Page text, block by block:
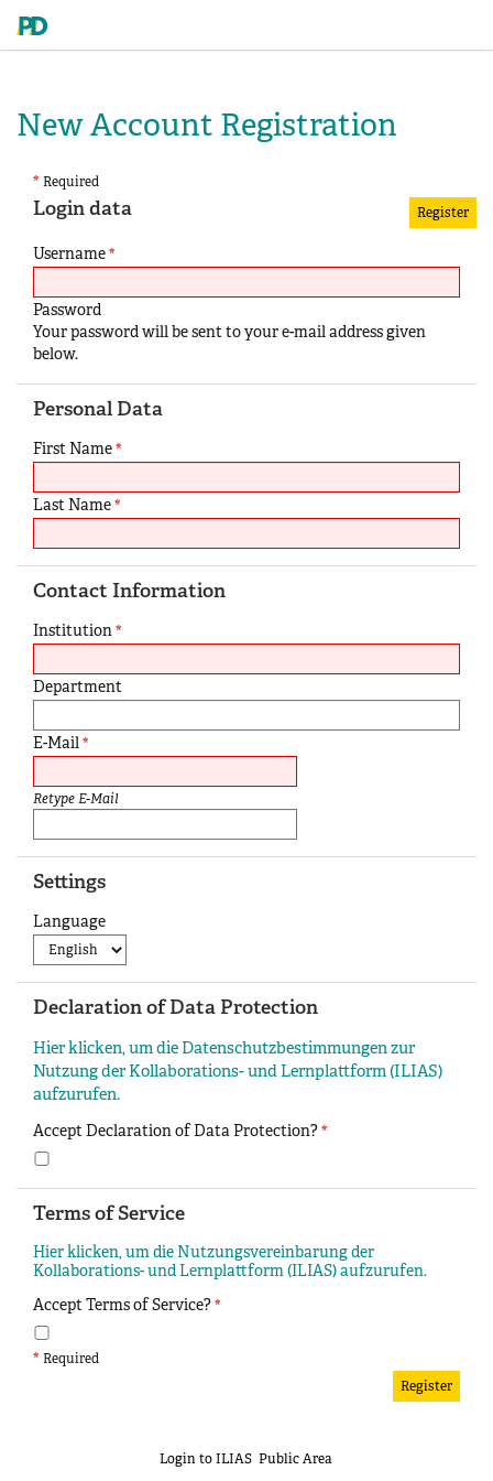
New Account Registration
* Required
Login data
Username *
Password
Your password will be sent to your e-mail address given
below.
Personal Data
First Name *
Last Name *
Contact Information
Institution *
Department
E-Mail *
Retype E-Mail
Settings
Language
Declaration of Data Protection
Hier klicken, um die Datenschutzbestimmungen zur
Nutzung der Kollaborations- und Lernplattform (ILIAS)
aufzurufen.
Accept Declaration of Data Protection? *
Terms of Service
Hier klicken, um die Nutzungsvereinbarung der
Kollaborations- und Lernplattform (ILIAS) aufzurufen.
Accept Terms of Service? *
* Required
Login to ILIAS Public Area